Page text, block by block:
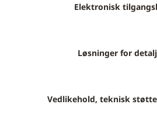
Elektronisk
Løsninger for
Vedlikehold, teknisk